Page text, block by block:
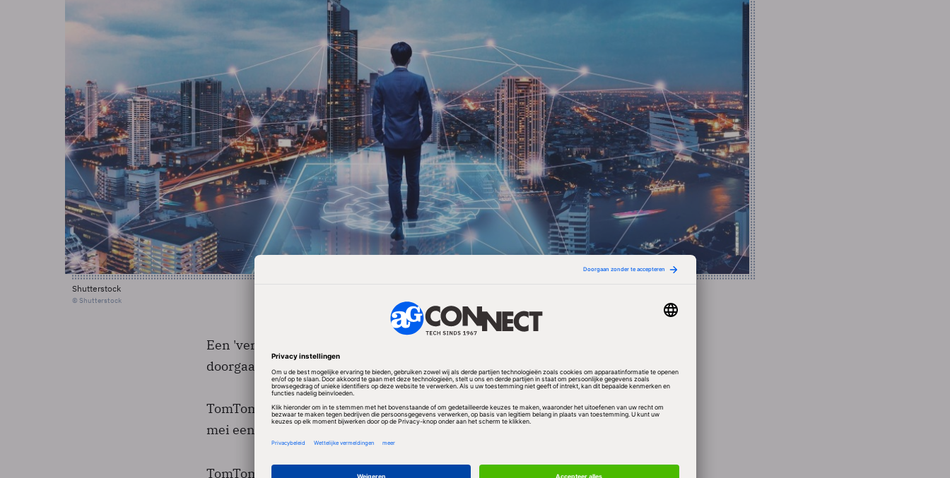
Shutterstock
© Shutterstock
Een 'verklaring van bezwaar' betekent niet dat de overname definitief niet
doorgaat, maar het vertraagt het overnameproces, aldus experts.
TomTom zou nu met nieuwe voorstellen moeten komen. De EC neemt voor 5
mei een beslissing.
TomTom weigerde in te gaan op het ontvangen van een dergelijke brief, maar